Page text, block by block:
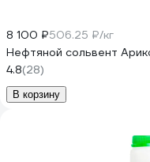
8 100 ₽506.25 ₽/кг
Нефтяной сольвент
4.8(28)
В корзину